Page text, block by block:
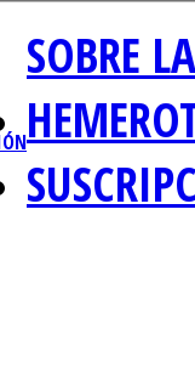
SOBRE